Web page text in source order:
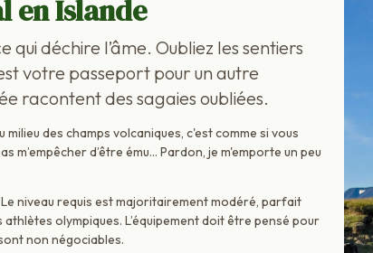
en Islande
qui déchire l’âme. Oubliez les sentiers
votre passeport pour un autre
racontent des sagaies oubliées.
des champs volcaniques, c'est comme si vous
m’empêcher d’être ému… Pardon, je m'emporte un peu
niveau requis est majoritairement modéré, parfait
olympiques. L’équipement doit être pensé pour
non négociables.